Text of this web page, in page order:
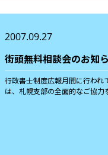
2007.09.27
街頭無料相談会のお知
行政書士制度広報月間に行われ
は、札幌支部の全面的なご協